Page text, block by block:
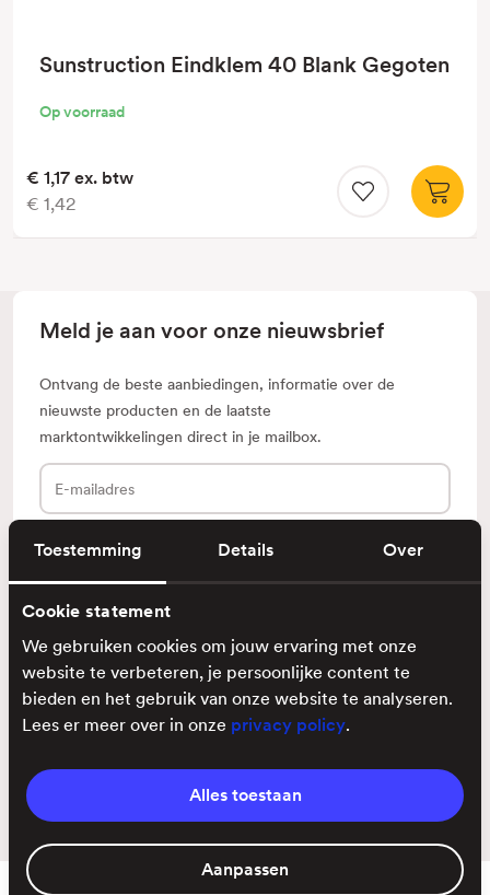
Toestemming Details Over
Cookie statement
We gebruiken cookies om jouw ervaring met onze
website te verbeteren, je persoonlijke content te
bieden en het gebruik van onze website te analyseren.
Lees er meer over in onze privacy policy.
Alles toestaan
Aanpassen
Sunstruction Eindklem 40 Blank Gegoten
Op voorraad
€ 1,17 ex. btw
€ 1,42
Meld je aan voor onze nieuwsbrief
Ontvang de beste aanbiedingen, informatie over de
nieuwste producten en de laatste
marktontwikkelingen direct in je mailbox.
E-
mailadres
Klantenservice
Ontdek
Voorwaarden